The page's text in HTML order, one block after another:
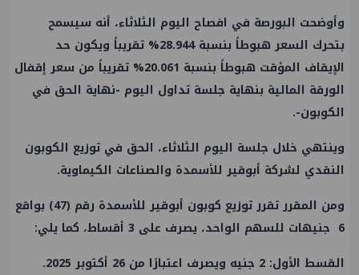
وأوضحت البورصة في افصاح اليوم الثلاثاء، أنه سيسمح
بتحرك السعر هبوطاً بنسبة 28.944% تقريباً ويكون حد
الإيقاف المؤقت هبوطاً بنسبة 20.061% تقريباً من سعر إقفال
الورقة المالية بنهاية جلسة تداول اليوم -نهاية الحق في
الكوبون-.
وينتهي خلال جلسة اليوم الثلاثاء، الحق في توزيع الكوبون
النقدي لشركة أبوقير للأسمدة والصناعات الكيماوية.
ومن المقرر تقرر توزيع كوبون أبوقير للأسمدة رقم (47) بواقع
6 جنيهات للسهم الواحد، يصرف على 3 أقساط، كما يلي:
القسط الأول: 2 جنيه ويصرف اعتبارًا من 26 أكتوبر 2025.